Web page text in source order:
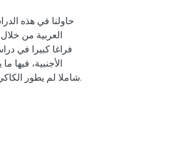
حاولنا في هذه
فراغا كبيرا في
الأجنبية، فيها
شاملا لم يطور الكاكي المنطق ولا البلاغة حيث إضطر بين التيارين المنطقي والبلاغي.